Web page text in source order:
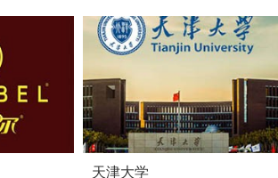
天津大学